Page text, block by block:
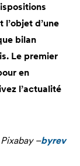
d’une
bilan
Le premier
en
l’actualité
–byrev